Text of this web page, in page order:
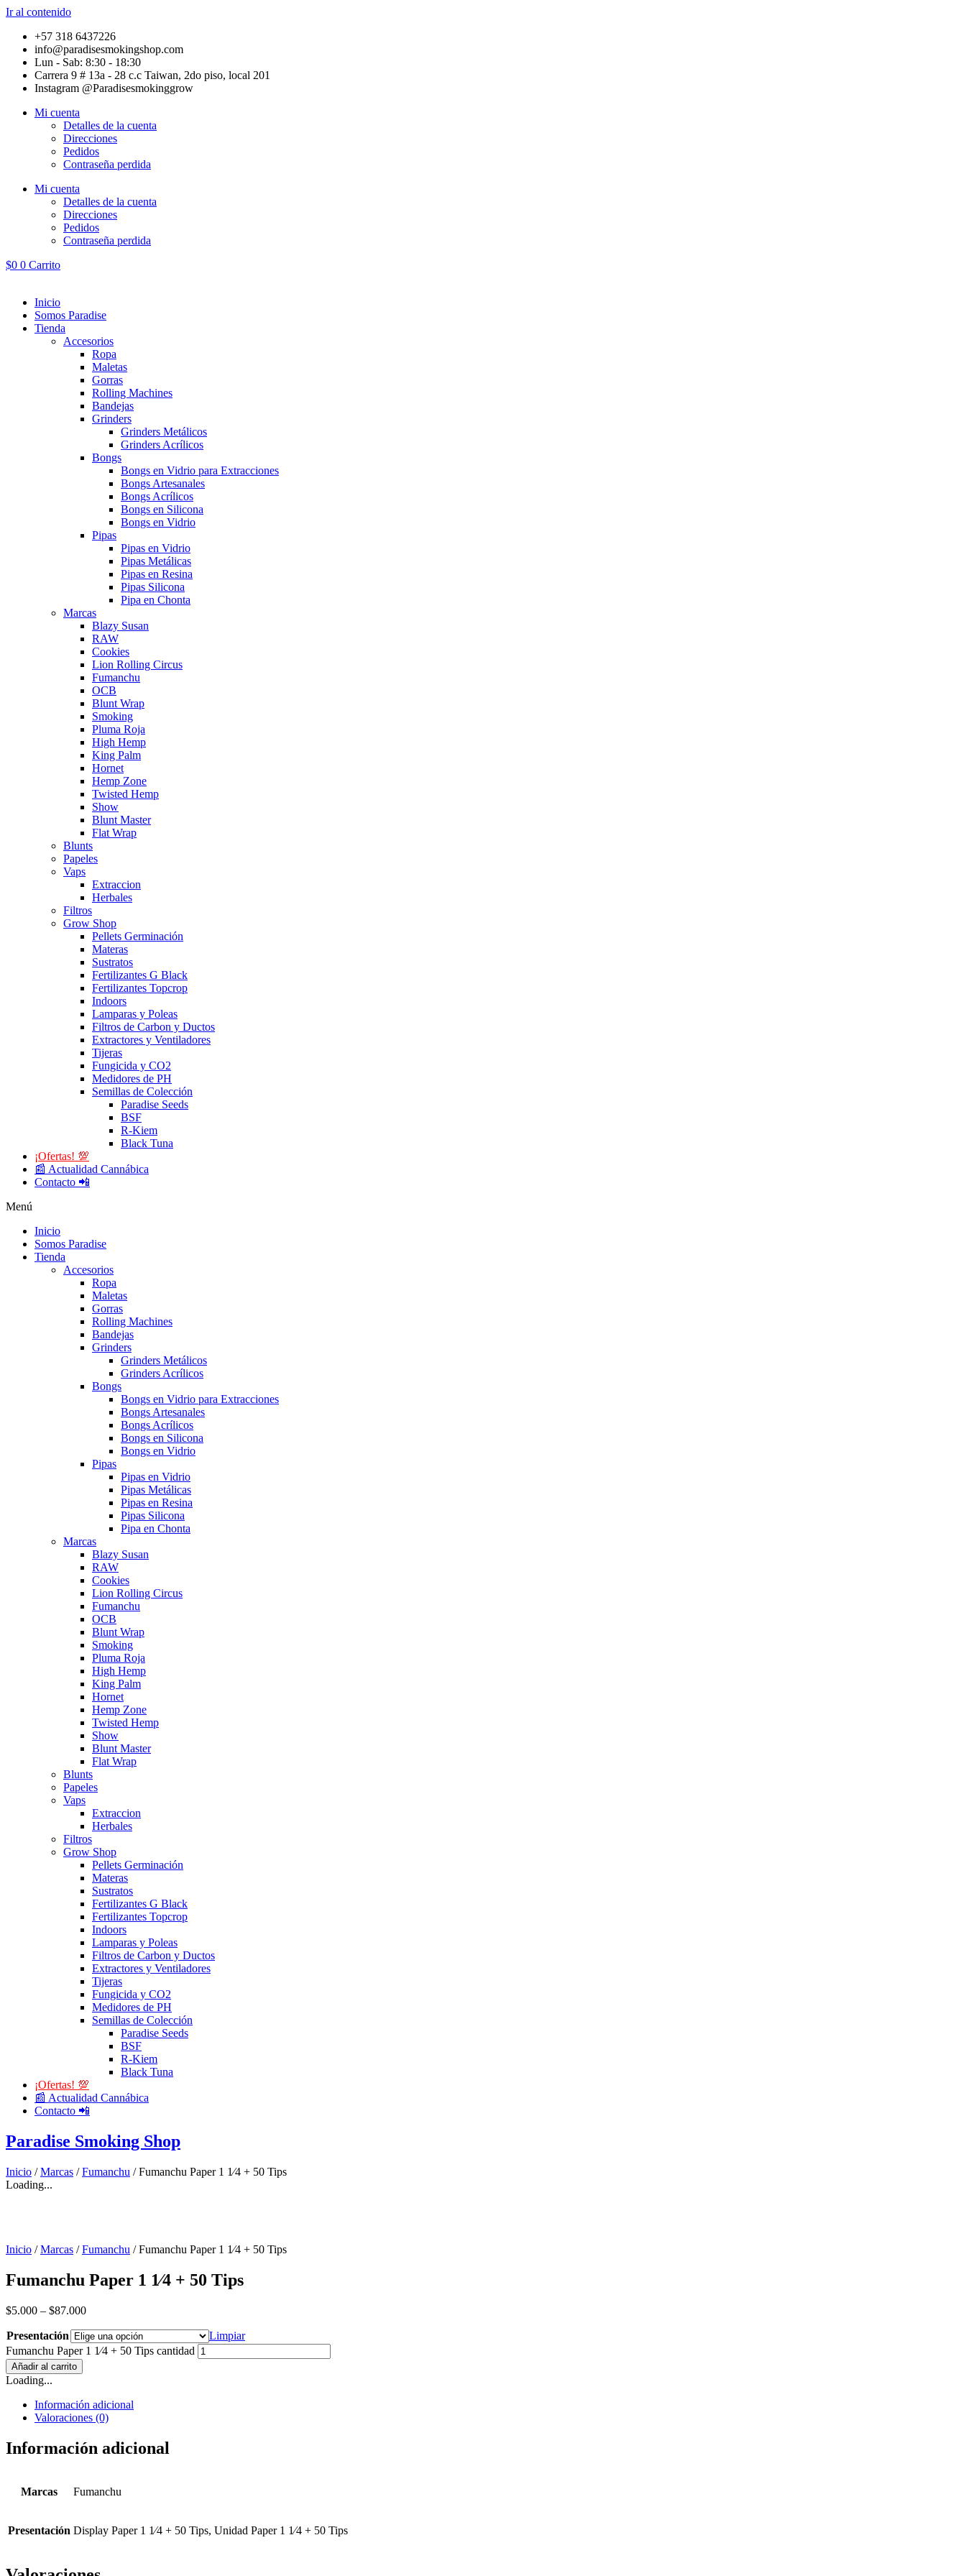
Ir al contenido
+57 318 6437226
info@paradisesmokingshop.com
Lun - Sab: 8:30 - 18:30
Carrera 9 # 13a - 28 c.c Taiwan, 2do piso, local 201
Instagram @Paradisesmokinggrow
Mi cuenta
Detalles de la cuenta
Direcciones
Pedidos
Contraseña perdida
Mi cuenta
Detalles de la cuenta
Direcciones
Pedidos
Contraseña perdida
$0 0 Carrito
Inicio
Somos Paradise
Tienda
Accesorios
Ropa
Maletas
Gorras
Rolling Machines
Bandejas
Grinders
Grinders Metálicos
Grinders Acrílicos
Bongs
Bongs en Vidrio para Extracciones
Bongs Artesanales
Bongs Acrílicos
Bongs en Silicona
Bongs en Vidrio
Pipas
Pipas en Vidrio
Pipas Metálicas
Pipas en Resina
Pipas Silicona
Pipa en Chonta
Marcas
Blazy Susan
RAW
Cookies
Lion Rolling Circus
Fumanchu
OCB
Blunt Wrap
Smoking
Pluma Roja
High Hemp
King Palm
Hornet
Hemp Zone
Twisted Hemp
Show
Blunt Master
Flat Wrap
Blunts
Papeles
Vaps
Extraccion
Herbales
Filtros
Grow Shop
Pellets Germinación
Materas
Sustratos
Fertilizantes G Black
Fertilizantes Topcrop
Indoors
Lamparas y Poleas
Filtros de Carbon y Ductos
Extractores y Ventiladores
Tijeras
Fungicida y CO2
Medidores de PH
Semillas de Colección
Paradise Seeds
BSF
R-Kiem
Black Tuna
¡Ofertas! 💯
📰 Actualidad Cannábica
Contacto 📲
Menú
Inicio
Somos Paradise
Tienda
Accesorios
Ropa
Maletas
Gorras
Rolling Machines
Bandejas
Grinders
Grinders Metálicos
Grinders Acrílicos
Bongs
Bongs en Vidrio para Extracciones
Bongs Artesanales
Bongs Acrílicos
Bongs en Silicona
Bongs en Vidrio
Pipas
Pipas en Vidrio
Pipas Metálicas
Pipas en Resina
Pipas Silicona
Pipa en Chonta
Marcas
Blazy Susan
RAW
Cookies
Lion Rolling Circus
Fumanchu
OCB
Blunt Wrap
Smoking
Pluma Roja
High Hemp
King Palm
Hornet
Hemp Zone
Twisted Hemp
Show
Blunt Master
Flat Wrap
Blunts
Papeles
Vaps
Extraccion
Herbales
Filtros
Grow Shop
Pellets Germinación
Materas
Sustratos
Fertilizantes G Black
Fertilizantes Topcrop
Indoors
Lamparas y Poleas
Filtros de Carbon y Ductos
Extractores y Ventiladores
Tijeras
Fungicida y CO2
Medidores de PH
Semillas de Colección
Paradise Seeds
BSF
R-Kiem
Black Tuna
¡Ofertas! 💯
📰 Actualidad Cannábica
Contacto 📲
Paradise Smoking Shop
Inicio /Marcas /Fumanchu / Fumanchu Paper 1 1⁄4 + 50 Tips
Loading...
Inicio /Marcas /Fumanchu / Fumanchu Paper 1 1⁄4 + 50 Tips
Fumanchu Paper 1 1⁄4 + 50 Tips
$5.000 – $87.000
Presentación
Limpiar
Fumanchu Paper 1 1⁄4 + 50 Tips cantidad
Añadir al carrito
Loading...
Información adicional
Valoraciones (0)
Información adicional
Marcas Fumanchu
Presentación Display Paper 1 1⁄4 + 50 Tips, Unidad Paper 1 1⁄4 + 50 Tips